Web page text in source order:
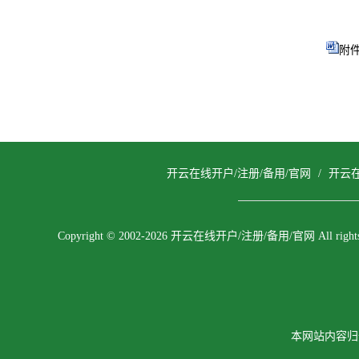
附
开云在线开户/注册/备用/官网 / 开云
Copyright © 2002-2026 开云在线开户/注册/备用/官网 All
本网站内容